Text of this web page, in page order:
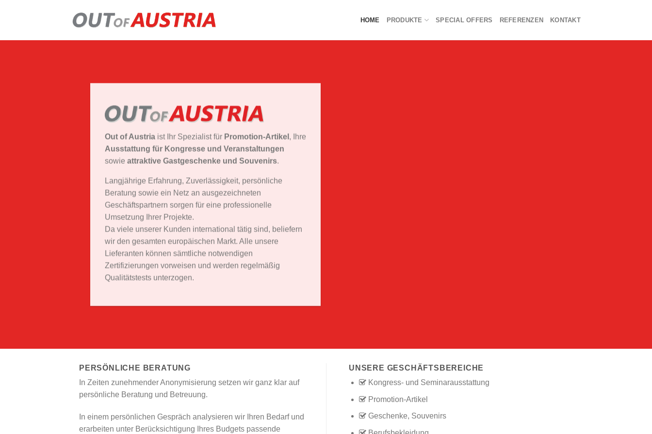
HOME PRODUKTE SPECIAL OFFERS REFERENZEN KONTAKT
Out of Austria ist Ihr Spezialist für Promotion-Artikel , Ihre
Ausstattung für Kongresse und Veranstaltungen
sowie attraktive Gastgeschenke und Souvenirs.
Langjährige Erfahrung, Zuverlässigkeit, persönliche
Beratung sowie ein Netz an ausgezeichneten
Geschäftspartnern sorgen für eine professionelle
Umsetzung Ihrer Projekte.
Da viele unserer Kunden international tätig sind, beliefern
wir den gesamten europäischen Markt. Alle unsere
Lieferanten können sämtliche notwendigen
Zertifizierungen vorweisen und werden regelmäßig
Qualitätstests unterzogen.
PERSÖNLICHE BERATUNG
In Zeiten zunehmender Anonymisierung setzen wir ganz klar auf
persönliche Beratung und Betreuung.
In einem persönlichen Gespräch analysieren wir Ihren Bedarf und
erarbeiten unter Berücksichtigung Ihres Budgets passende
UNSERE GESCHÄFTSBEREICHE
Kongress- und Seminarausstattung
Promotion-Artikel
Geschenke, Souvenirs